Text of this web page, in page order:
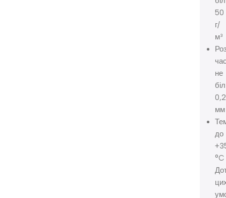
50
г/
м³
не
0,2
мм
до
°C